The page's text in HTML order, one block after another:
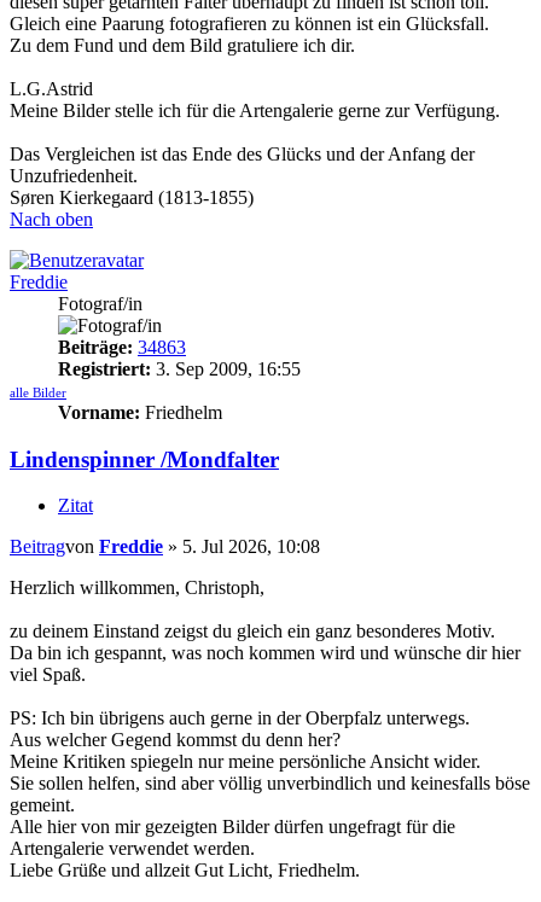
Gleich eine Paarung fotografieren zu können ist ein Glücksfall.
Zu dem Fund und dem Bild gratuliere ich dir.
L.G.Astrid
Meine Bilder stelle ich für die Artengalerie gerne zur Verfügung.
Das Vergleichen ist das Ende des Glücks und der Anfang der
Unzufriedenheit.
Søren Kierkegaard (1813-1855)
Nach oben
Freddie
Fotograf/in
Beiträge: 34863
Registriert: 3. Sep 2009, 16:55
alle Bilder
Vorname: Friedhelm
Lindenspinner /Mondfalter
Zitat
Beitragvon Freddie » 5. Jul 2026, 10:08
Herzlich willkommen, Christoph,
zu deinem Einstand zeigst du gleich ein ganz besonderes Motiv.
Da bin ich gespannt, was noch kommen wird und wünsche dir hier
viel Spaß.
PS: Ich bin übrigens auch gerne in der Oberpfalz unterwegs.
Aus welcher Gegend kommst du denn her?
Meine Kritiken spiegeln nur meine persönliche Ansicht wider.
Sie sollen helfen, sind aber völlig unverbindlich und keinesfalls böse
gemeint.
Alle hier von mir gezeigten Bilder dürfen ungefragt für die
Artengalerie verwendet werden.
Liebe Grüße und allzeit Gut Licht, Friedhelm.